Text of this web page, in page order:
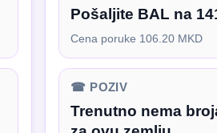
Pošaljite BAL na
Cena poruke 106.20 MKD
☎ POZIV
Trenutno nema